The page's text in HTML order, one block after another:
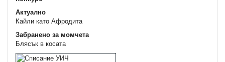
Актуално
Кайли като Афродита
Забранено за момчета
Блясък в косата